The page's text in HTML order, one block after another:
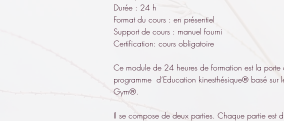
Durée : 24 h
Format du cours : en présentiel
Support de cours : manuel fourni
Certification: cours obligatoire
Ce module de 24 heures de formation est la porte
programme  d’Education kinesthésique® basé sur
Gym®.
Il se compose de deux parties. Chaque partie est